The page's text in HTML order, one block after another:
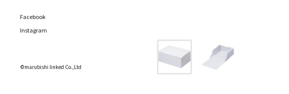
Facebook
Instagram
©marubishi linked Co.,Ltd